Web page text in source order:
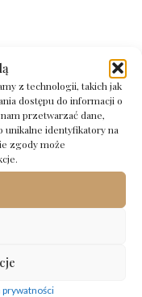
z technologii, takich jak
dostępu do informacji o
przetwarzać dane,
unikalne identyfikatory na
zgody może
prywatności